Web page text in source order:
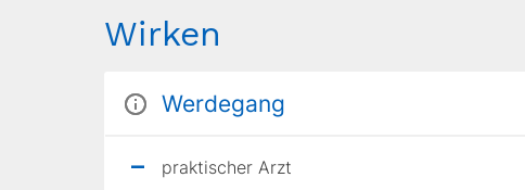
Wirken
Werdegang
praktischer Arzt